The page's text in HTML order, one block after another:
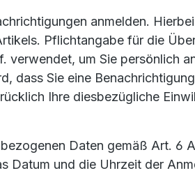
anmelden.
Pflichtangabe für die
um Sie persönlich
dass Sie eine
Ihre diesbezügliche
Daten gemäß Art. 6
Datum und die Uhrzeit der